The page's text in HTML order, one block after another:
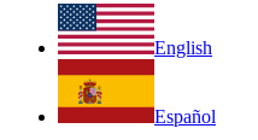
English
Español